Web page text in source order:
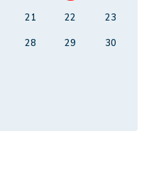
21 22
23
28 29
30